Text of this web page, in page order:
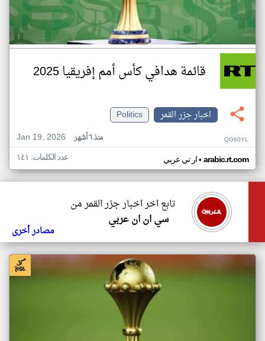
قائمة هدافي كأس أمم إفريقيا 2025
اخبار جزر القمر
Politics
Jan 19, 2026
منذ ٦ أشهر QG60YL
ار تي عربي• arabic.rt.com عدد الكلمات: ١٤١
تابع اخر اخبار جزر القمر من
سي ان ان عربي
مصادر أخرى